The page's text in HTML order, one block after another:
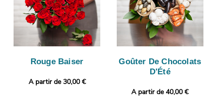
Rouge Baiser
A partir de 30,00 €
Goûter De Chocolats
D'Été
A partir de 40,00 €